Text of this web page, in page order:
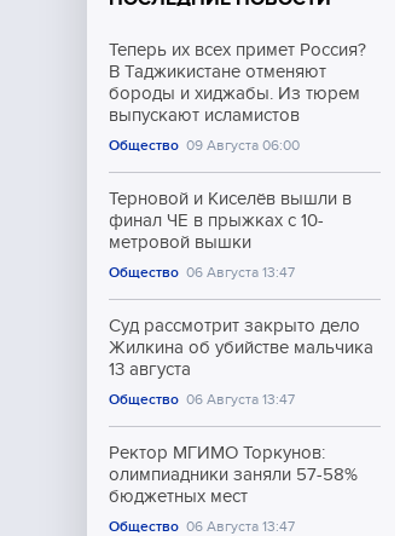
Ближний Восток
Общество
Культура
Теперь их всех примет Россия?
В Таджикистане отменяют
бороды и хиджабы. Из тюрем
выпускают исламистов
Общество 09 Августа 06:00
Терновой и Киселёв вышли в
финал ЧЕ в прыжках с 10-
метровой вышки
Общество 06 Августа 13:47
Суд рассмотрит закрыто дело
Жилкина об убийстве мальчика
13 августа
Общество 06 Августа 13:47
Ректор МГИМО Торкунов:
олимпиадники заняли 57-58%
бюджетных мест
Общество 06 Августа 13:47